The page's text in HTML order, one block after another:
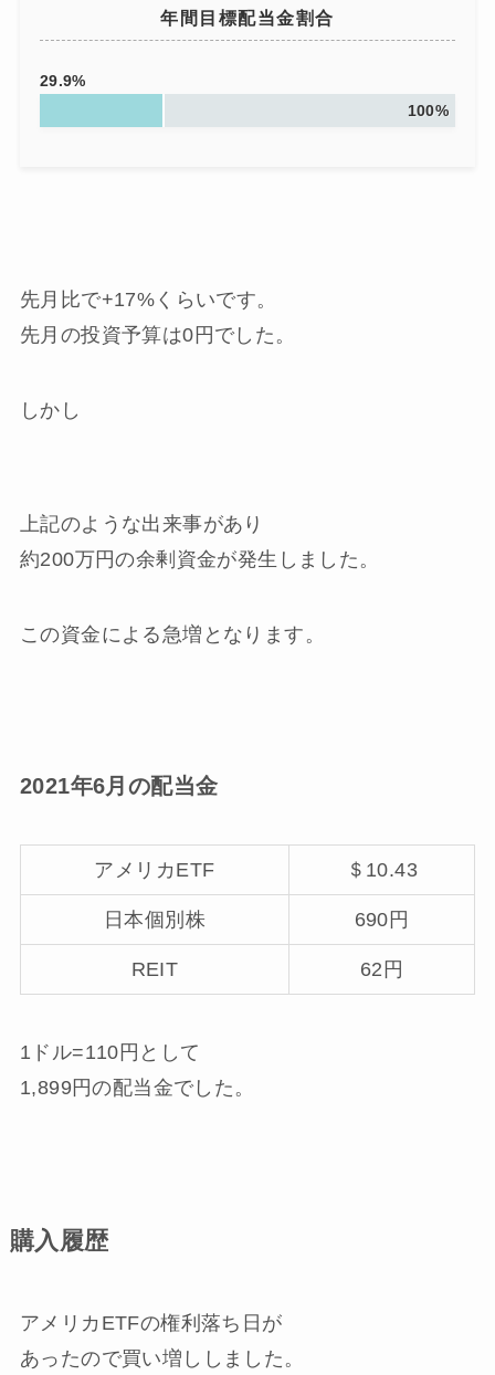
年間目標配当金割合
29.9%
100%
先月比で+17%くらいです。
先月の投資予算は0円でした。
しかし
上記のような出来事があり
約200万円の余剰資金が発生しました。
この資金による急増となります。
2021年6月の配当金
アメリカETF ＄10.43
日本個別株 690円
REIT 62円
1ドル=110円として
1,899円の配当金でした。
購入履歴
アメリカETFの権利落ち日が
あったので買い増ししました。